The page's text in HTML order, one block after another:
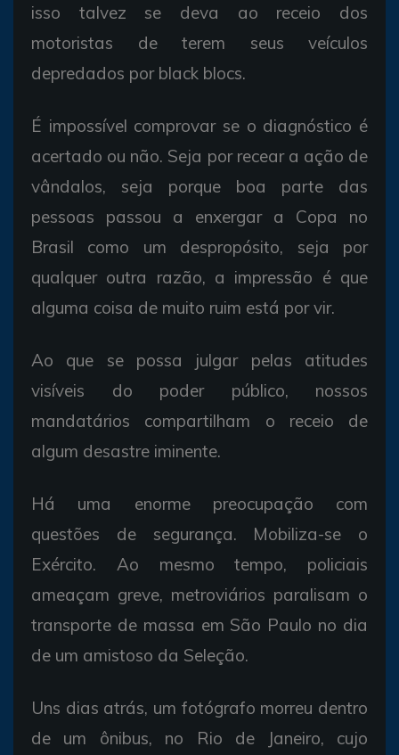
isso talvez se deva ao receio dos
motoristas de terem seus veículos
depredados por black blocs.
É impossível comprovar se o diagnóstico é
acertado ou não. Seja por recear a ação de
vândalos, seja porque boa parte das
pessoas passou a enxergar a Copa no
Brasil como um despropósito, seja por
qualquer outra razão, a impressão é que
alguma coisa de muito ruim está por vir.
Ao que se possa julgar pelas atitudes
visíveis do poder público, nossos
mandatários compartilham o receio de
algum desastre iminente.
Há uma enorme preocupação com
questões de segurança. Mobiliza-se o
Exército. Ao mesmo tempo, policiais
ameaçam greve, metroviários paralisam o
transporte de massa em São Paulo no dia
de um amistoso da Seleção.
Uns dias atrás, um fotógrafo morreu dentro
de um ônibus, no Rio de Janeiro, cujo